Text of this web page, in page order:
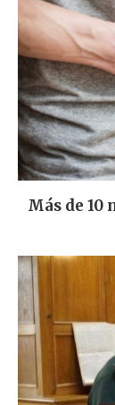
Más de 10